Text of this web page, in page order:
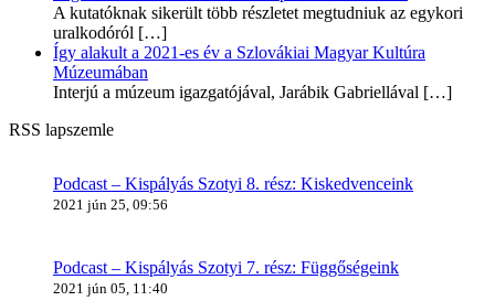
A kutatóknak sikerült több részletet megtudniuk az egykori
uralkodóról […]
Így alakult a 2021-es év a Szlovákiai Magyar Kultúra
Múzeumában
Interjú a múzeum igazgatójával, Jarábik Gabriellával […]
RSS lapszemle
Podcast – Kispályás Szotyi 8. rész: Kiskedvenceink
2021 jún 25, 09:56
Podcast – Kispályás Szotyi 7. rész: Függőségeink
2021 jún 05, 11:40